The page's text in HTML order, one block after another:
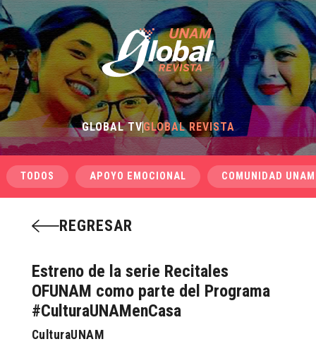
GLOBAL TVGLOBAL REVISTA
TODOS APOYO EMOCIONAL COMUNIDAD UNAM
REGRESAR
Estreno de la serie Recitales
OFUNAM como parte del Programa
#CulturaUNAMenCasa
CulturaUNAM